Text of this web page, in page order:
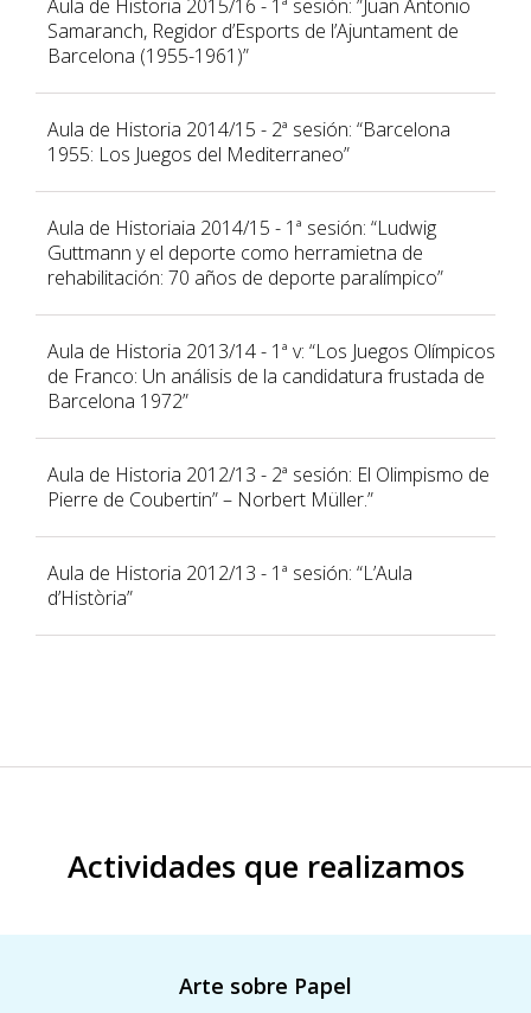
Aula de Historia 2015/16 - 1ª sesión: ”Juan Antonio
Samaranch, Regidor d’Esports de l’Ajuntament de
Barcelona (1955-1961)”
Aula de Historia 2014/15 - 2ª sesión: “Barcelona
1955: Los Juegos del Mediterraneo”
Aula de Historiaia 2014/15 - 1ª sesión: “Ludwig
Guttmann y el deporte como herramietna de
rehabilitación: 70 años de deporte paralímpico”
Aula de Historia 2013/14 - 1ª v: “Los Juegos Olímpicos
de Franco: Un análisis de la candidatura frustada de
Barcelona 1972”
Aula de Historia 2012/13 - 2ª sesión: El Olimpismo de
Pierre de Coubertin” – Norbert Müller.”
Aula de Historia 2012/13 - 1ª sesión: “L’Aula
d’Història”
Actividades que realizamos
Arte sobre Papel